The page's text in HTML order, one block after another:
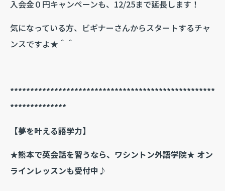
入会金０円キャンペーンも、12/25まで延長します！
気になっている方、ビギナーさんからスタートするチャ
ンスですよ★＾＾
***************************************************
**************
【夢を叶える語学力】
★熊本で英会話を習うなら、ワシントン外語学院★ オン
ラインレッスンも受付中♪